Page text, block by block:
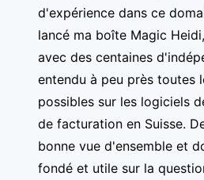
d'expérience dans ce
lancé ma boîte Magic Heidi
avec des centaines
entendu à peu près toutes
possibles sur les logiciels
de facturation en Suisse.
bonne vue d'ensemble et
fondé et utile sur la